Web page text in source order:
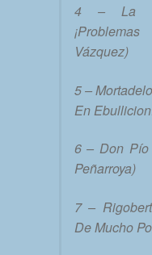
4 – La
Vázquez)
5 –
En
6 – Don Pío
Peñarroya)
7 –
De Mucho